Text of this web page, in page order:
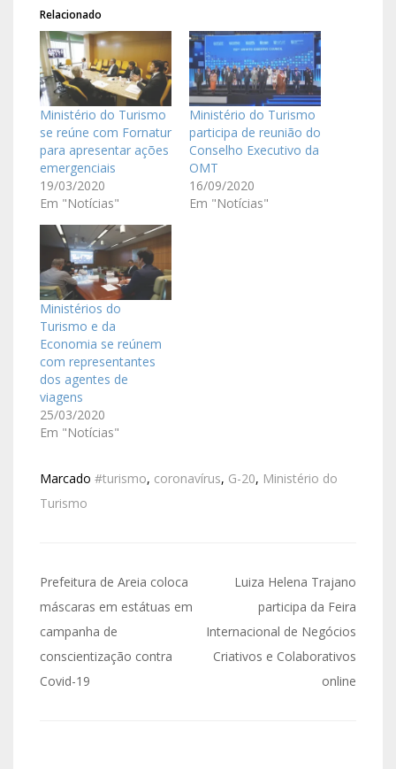
Relacionado
Ministério do Turismo
se reúne com Fornatur
para apresentar ações
emergenciais
19/03/2020
Em "Notícias"
Ministério do Turismo
participa de reunião do
Conselho Executivo da
OMT
16/09/2020
Em "Notícias"
Ministérios do
Turismo e da
Economia se reúnem
com representantes
dos agentes de
viagens
25/03/2020
Em "Notícias"
Marcado #turismo, coronavírus, G-20, Ministério do
Turismo
Prefeitura de Areia coloca
máscaras em estátuas em
campanha de
conscientização contra
Covid-19
Luiza Helena Trajano
participa da Feira
Internacional de Negócios
Criativos e Colaborativos
online